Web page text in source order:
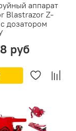
аппарат
Blastrazor Z-
дозатором
руб